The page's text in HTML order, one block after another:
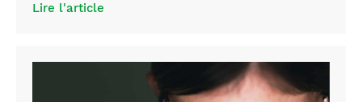
Lire l'article